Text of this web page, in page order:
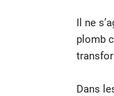
Il ne
plomb
Dans